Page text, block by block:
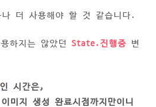
더 사용해야 할 것 같습니다.
하지는 않았던 State.진행중 변
인 시간은,
미지 생성 완료시점까지만이니